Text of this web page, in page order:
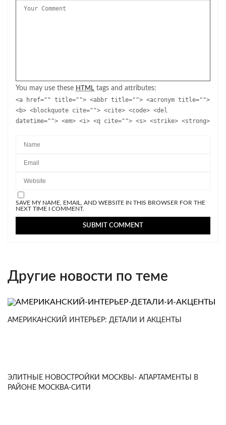
You may use these HTML tags and attributes:
<a href="" title=""> <abbr title=""> <acronym title="">
<b> <blockquote cite=""> <cite> <code> <del
datetime=""> <em> <i> <q cite=""> <s> <strike> <strong>
SAVE MY NAME, EMAIL, AND WEBSITE IN THIS BROWSER FOR THE
NEXT TIME I COMMENT.
Другие новости по теме
АМЕРИКАНСКИЙ ИНТЕРЬЕР: ДЕТАЛИ И АКЦЕНТЫ
ЭЛИТНЫЕ НОВОСТРОЙКИ МОСКВЫ- АПАРТАМЕНТЫ В
РАЙОНЕ МОСКВА-СИТИ